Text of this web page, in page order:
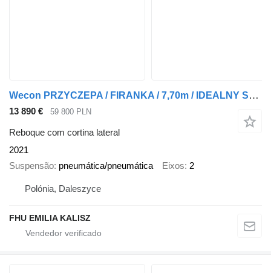
Wecon PRZYCZEPA / FIRANKA / 7,70m / IDEALNY STAN / TANDEM / 2021r
13 890 € 59 800 PLN
Reboque com cortina lateral
2021
Suspensão pneumática/pneumática Eixos 2
Polónia, Daleszyce
FHU EMILIA KALISZ